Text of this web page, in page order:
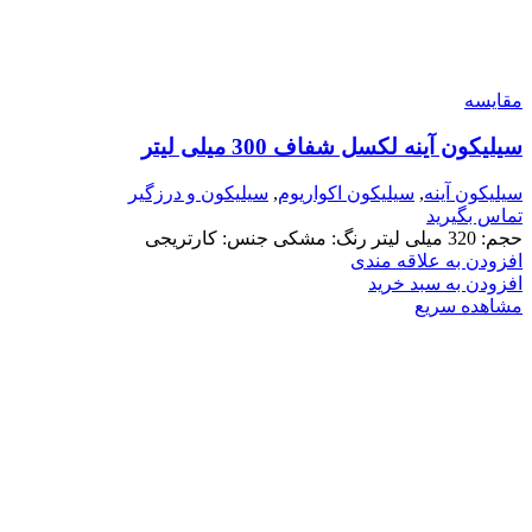
مقایسه
سیلیکون آینه لکسل شفاف 300 میلی لیتر
سیلیکون آینه, سیلیکون اکواریوم, سیلیکون و درزگیر
تماس بگیرید
حجم: 320 میلی لیتر رنگ: مشکی جنس: کارتریجی
افزودن به علاقه مندی
افزودن به سبد خرید
مشاهده سریع